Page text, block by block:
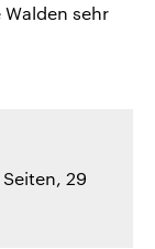
sehr
29